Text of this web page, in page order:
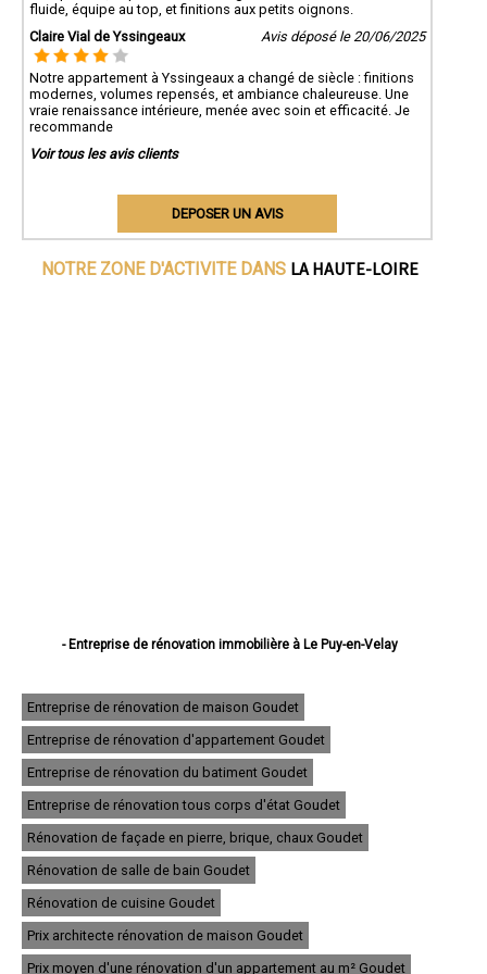
fluide, équipe au top, et finitions aux petits oignons.
Claire Vial de Yssingeaux
Avis déposé le 20/06/2025
Notre appartement à Yssingeaux a changé de siècle : finitions
modernes, volumes repensés, et ambiance chaleureuse. Une
vraie renaissance intérieure, menée avec soin et efficacité. Je
recommande
Voir tous les avis clients
DEPOSER UN AVIS
NOTRE ZONE D'ACTIVITE DANS LA HAUTE-LOIRE
- Entreprise de rénovation immobilière à Le Puy-en-Velay
- Entreprise de rénovation immobilière à Brioude
- Entreprise de rénovation immobilière à Sainte-Sigolène
- Entreprise de rénovation immobilière à Aurec-sur-Loire
- Entreprise de rénovation immobilière à Saint-Just-Malmont
- Entreprise de rénovation immobilière à Brives-Charensac
- Entreprise de rénovation immobilière à Langeac
- Entreprise de rénovation immobilière à Bas-en-Basset
- Entreprise de rénovation immobilière à Espaly-Saint-Marcel
- Entreprise de rénovation immobilière à Vals-près-le-Puy
- Entreprise de rénovation immobilière à Saint-Germain-Laprade
- Entreprise de rénovation immobilière à Tence
- Entreprise de rénovation immobilière à Saint-Didier-en-Velay
- Entreprise de rénovation immobilière à Sainte-Florine
- Entreprise de rénovation immobilière à Dunières
Entreprise de rénovation de maison Goudet
Entreprise de rénovation d'appartement Goudet
Entreprise de rénovation du batiment Goudet
Entreprise de rénovation tous corps d'état Goudet
Rénovation de façade en pierre, brique, chaux Goudet
Rénovation de salle de bain Goudet
Rénovation de cuisine Goudet
Prix architecte rénovation de maison Goudet
Prix moyen d'une rénovation d'un appartement au m² Goudet